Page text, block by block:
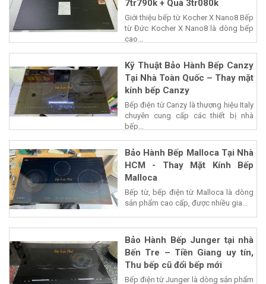
7tr790k + Quà 3tr080k
Giới thiệu bếp từ Kocher X Nano8 Bếp
từ Đức Kocher X Nano8 là dòng bếp
cao...
Kỹ Thuật Bảo Hành Bếp Canzy
Tại Nhà Toàn Quốc – Thay mặt
kính bếp Canzy
Bếp điện từ Canzy là thương hiệu Italy
chuyên cung cấp các thiết bị nhà
bếp...
Bảo Hành Bếp Malloca Tại Nhà
HCM - Thay Mặt Kính Bếp
Malloca
Bếp từ, bếp điện từ Malloca là dòng
sản phẩm cao cấp, được nhiều gia...
Bảo Hành Bếp Junger tại nhà
Bến Tre – Tiền Giang uy tín,
Thu bếp cũ đổi bếp mới
Bếp điện từ Junger là dòng sản phẩm